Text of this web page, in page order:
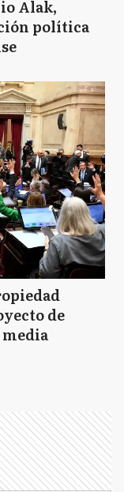
Alak,
política
de
media